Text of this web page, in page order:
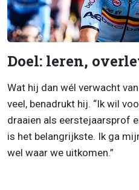
Doel: leren,
Wat hij dan wél verwacht
veel, benadrukt hij. “Ik wil
draaien als eerstejaarsprof
is het belangrijkste. Ik ga
wel waar we uitkomen.”